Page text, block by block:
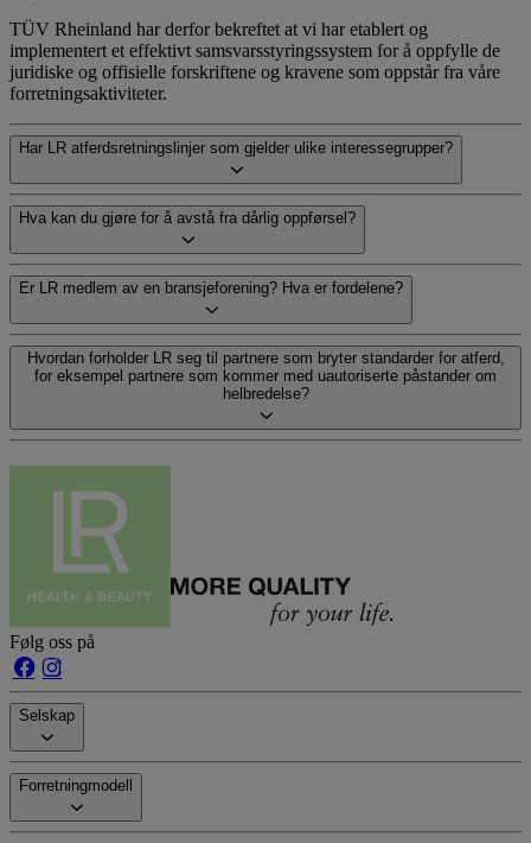
TÜV Rheinland har derfor bekreftet at vi har etablert og
implementert et effektivt samsvarsstyringssystem for å oppfylle de
juridiske og offisielle forskriftene og kravene som oppstår fra våre
forretningsaktiviteter.
Har LR atferdsretningslinjer som gjelder ulike interessegrupper?
Hva kan du gjøre for å avstå fra dårlig oppførsel?
Er LR medlem av en bransjeforening? Hva er fordelene?
Hvordan forholder LR seg til partnere som bryter standarder for atferd,
for eksempel partnere som kommer med uautoriserte påstander om
helbredelse?
Følg oss på
Selskap
Forretningmodell